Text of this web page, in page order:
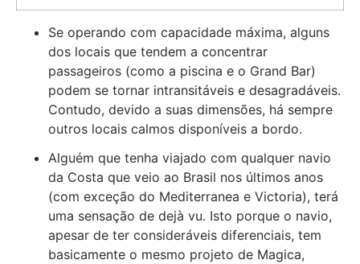
Se operando com capacidade máxima, alguns
dos locais que tendem a concentrar
passageiros (como a piscina e o Grand Bar)
podem se tornar intransitáveis e desagradáveis.
Contudo, devido a suas dimensões, há sempre
outros locais calmos disponíveis a bordo.
Alguém que tenha viajado com qualquer navio
da Costa que veio ao Brasil nos últimos anos
(com exceção do Mediterranea e Victoria), terá
uma sensação de dejà vu. Isto porque o navio,
apesar de ter consideráveis diferenciais, tem
basicamente o mesmo projeto de Magica,